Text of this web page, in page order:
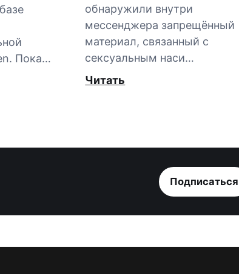
Пока…
обнаружили внутри
мессенджера запрещённый
материал, связанный с
сексуальным наси…
Читать
Подписаться